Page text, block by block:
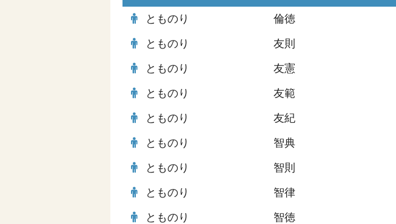
とものり 倫徳
とものり 友則
とものり 友憲
とものり 友範
とものり 友紀
とものり 智典
とものり 智則
とものり 智律
とものり 智徳